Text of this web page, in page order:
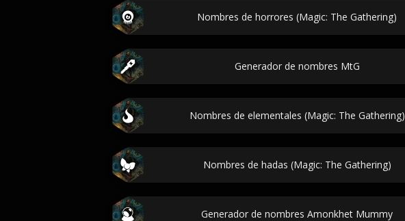
Nombres de horrores (Magic: The Gathering)
Generador de nombres MtG
Nombres de elementales (Magic: The Gathering)
Nombres de hadas (Magic: The Gathering)
Generador de nombres Amonkhet Mummy